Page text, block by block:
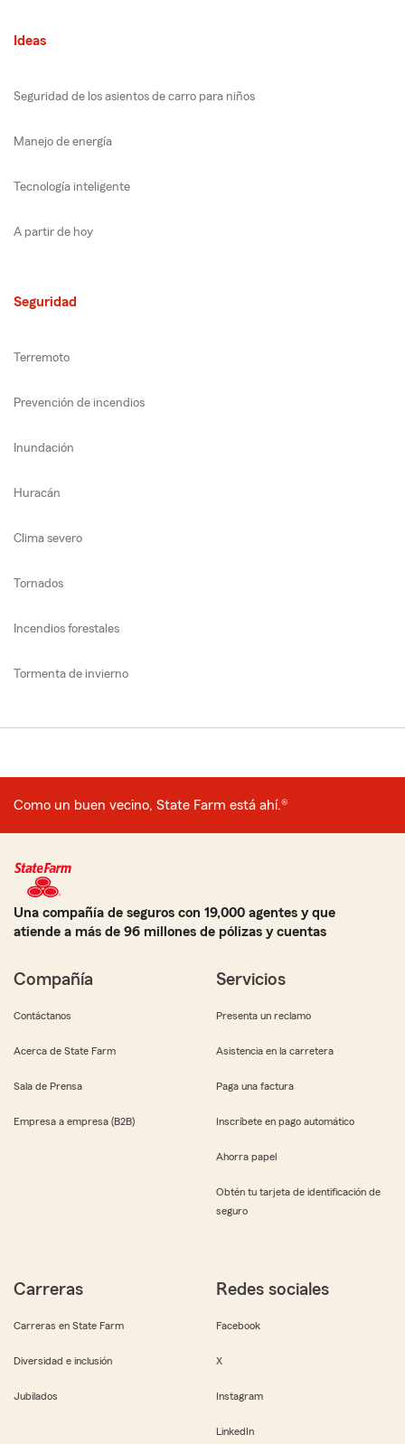
Ideas
Seguridad de los asientos de carro para niños
Manejo de energía
Tecnología inteligente
A partir de hoy
Seguridad
Terremoto
Prevención de incendios
Inundación
Huracán
Clima severo
Tornados
Incendios forestales
Tormenta de invierno
Como un buen vecino, State Farm está ahí.®
Una compañía de seguros con 19,000 agentes y que
atiende a más de 96 millones de pólizas y cuentas
Compañía
Contáctanos
Acerca de State Farm
Sala de Prensa
Empresa a empresa (B2B)
Servicios
Presenta un reclamo
Asistencia en la carretera
Paga una factura
Inscríbete en pago automático
Ahorra papel
Obtén tu tarjeta de identificación de
seguro
Carreras
Carreras en State Farm
Diversidad e inclusión
Jubilados
Redes sociales
Facebook
X
Instagram
LinkedIn